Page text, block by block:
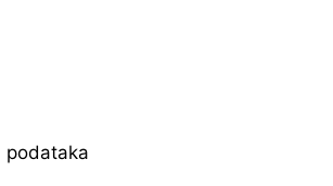
podataka